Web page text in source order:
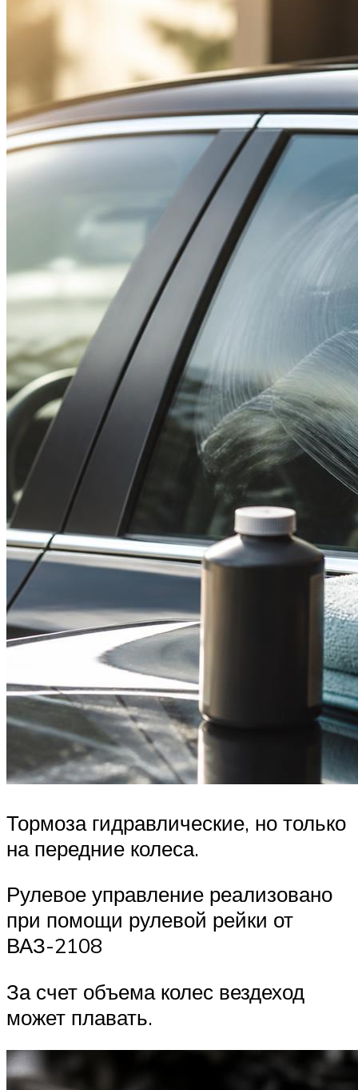
Тормоза гидравлические, но только
на передние колеса.
Рулевое управление реализовано
при помощи рулевой рейки от
ВАЗ-2108
За счет объема колес вездеход
может плавать.